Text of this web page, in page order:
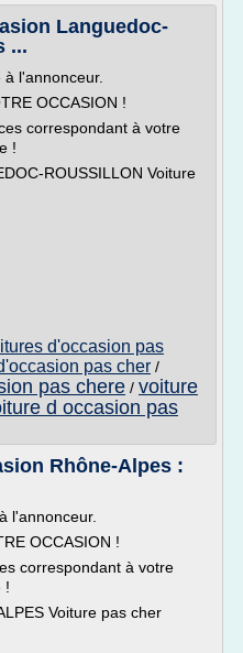
Languedoc-
...
l'annonceur.
OCCASION !
correspondant à votre
!
ROUSSILLON Voiture
d'occasion pas
pas cher /
pas chere / voiture
d occasion pas
Rhône-Alpes :
l'annonceur.
OCCASION !
correspondant à votre
!
Voiture pas cher